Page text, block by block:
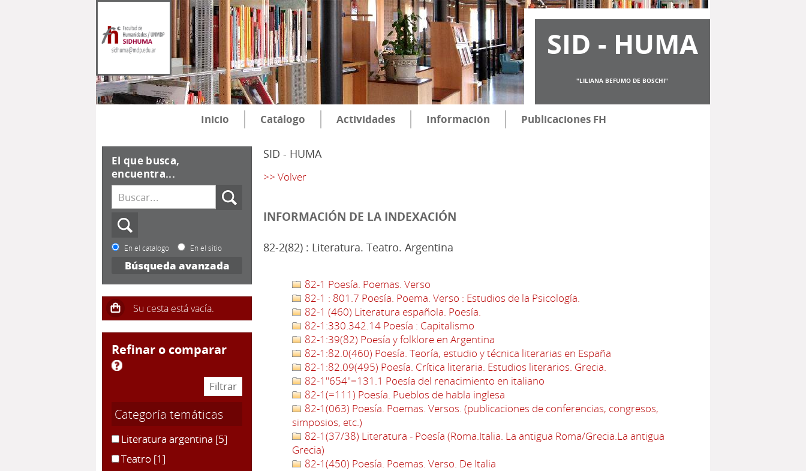
SID - HUMA
"LILIANA BEFUMO DE BOSCHI"
Inicio Catálogo Actividades Información Publicaciones FH
SID - HUMA
>> Volver
INFORMACIÓN DE LA INDEXACIÓN
82-2(82) : Literatura. Teatro. Argentina
82-1 Poesía. Poemas. Verso
82-1 : 801.7 Poesía. Poema. Verso : Estudios de la Psicología.
82-1 (460) Literatura española. Poesía.
82-1:330.342.14 Poesía : Capitalismo
82-1:39(82) Poesía y folklore en Argentina
82-1:82.0(460) Poesía. Teoría, estudio y técnica literarias en España
82-1:82.09(495) Poesía. Crítica literaria. Estudios literarios. Grecia.
82-1"654"=131.1 Poesía del renacimiento en italiano
82-1(=111) Poesía. Pueblos de habla inglesa
82-1(063) Poesía. Poemas. Versos. (publicaciones de conferencias, congresos,
simposios, etc.)
82-1(37/38) Literatura - Poesía (Roma.Italia. La antigua Roma/Grecia.La antigua
Grecia)
82-1(450) Poesía. Poemas. Verso. De Italia
El que busca,
encuentra...
En el catálogo En el sitio
Búsqueda avanzada
refinar o comparar
Categoría temáticas
Literatura argentina [5]
Teatro [1]